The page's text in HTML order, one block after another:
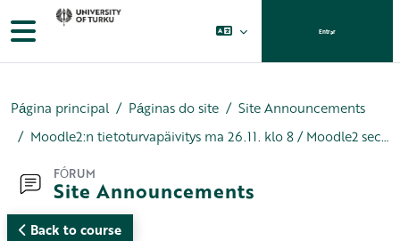
Ir para o conteúdo principal
Painel lateral Entrar
Página principal Páginas do site
Site Announcements
Moodle2:n tietoturvapäivitys ma 26.11. klo 8 / Moodle2 security update on Mon 26th Nov 8am
FÓRUM
Site Announcements
Back to course